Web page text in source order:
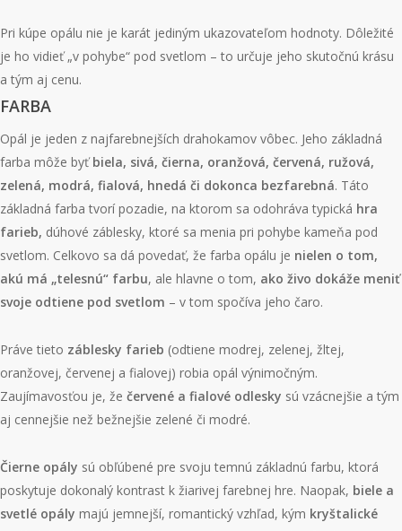
Pri kúpe opálu nie je karát jediným ukazovateľom hodnoty. Dôležité
je ho vidieť „v pohybe“ pod svetlom – to určuje jeho skutočnú krásu
a tým aj cenu.
FARBA
Opál je jeden z najfarebnejších drahokamov vôbec. Jeho základná
farba môže byťbiela, sivá, čierna, oranžová, červená, ružová,
zelená, modrá, fialová, hnedá či dokonca bezfarebná. Táto
základná farba tvorí pozadie, na ktorom sa odohráva typická hra
farieb, dúhové záblesky, ktoré sa menia pri pohybe kameňa pod
svetlom. Celkovo sa dá povedať, že farba opálu je nielen o tom,
akú má „telesnú“ farbu, ale hlavne o tom, ako živo dokáže meniť
svoje odtiene pod svetlom – v tom spočíva jeho čaro.
Práve tieto záblesky farieb (odtiene modrej, zelenej, žltej,
oranžovej, červenej a fialovej) robia opál výnimočným.
Zaujímavosťou je, že červené a fialové odlesky sú vzácnejšie a tým
aj cennejšie než bežnejšie zelené či modré.
Čierne opály sú obľúbené pre svoju temnú základnú farbu, ktorá
poskytuje dokonalý kontrast k žiarivej farebnej hre. Naopak, biele a
svetlé opály majú jemnejší, romantický vzhľad, kým kryštalické